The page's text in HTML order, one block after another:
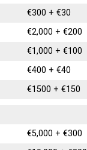
€300 + €30
€2,000 + €200
€1,000 + €100
€400 + €40
€1500 + €150
€5,000 + €300